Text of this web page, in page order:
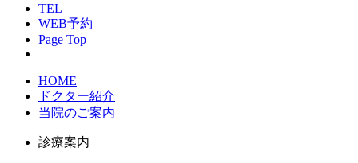
TEL
WEB予約
Page Top
HOME
ドクター紹介
当院のご案内
診療案内